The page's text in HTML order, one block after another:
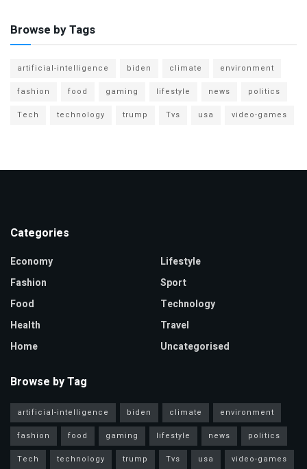
Browse by Tags
artificial-intelligence biden climate
environment
fashion
food gaming lifestyle news
politics
Tech
technology trump Tvs usa video-games
Categories
Economy
Fashion
Food
Health
Home
Lifestyle
Sport
Technology
Travel
Uncategorised
Browse by Tag
artificial-intelligence biden climate
environment
fashion
food gaming lifestyle news
politics
Tech
technology trump Tvs usa video-games